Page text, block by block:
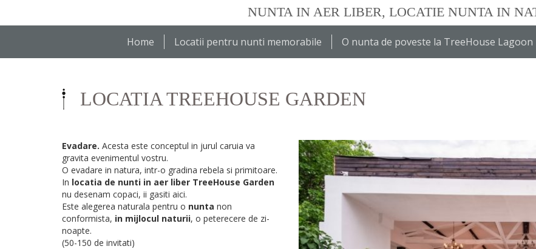
NUNTA IN AER LIBER, LOCATIE NUNTA IN
Home Locatii pentru nunti memorabile O nunta de poveste la TreeHouse Lagoon
LOCATIA TREEHOUSE GARDEN
Evadare. Acesta este conceptul in jurul caruia va
gravita evenimentul vostru.
O evadare in natura, intr-o gradina rebela si primitoare.
In locatia de nunti in aer liber TreeHouse Garden
nu desenam copaci, ii gasiti aici.
Este alegerea naturala pentru o nunta non
conformista, in mijlocul naturii, o peterecere de zi-
noapte.
(50-150 de invitati)